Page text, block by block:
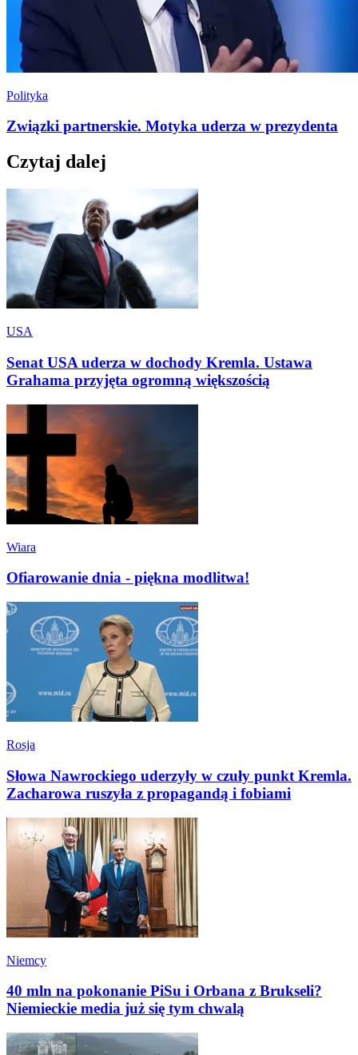
Polityka
Związki partnerskie. Motyka uderza w prezydenta
Czytaj dalej
USA
Senat USA uderza w dochody Kremla. Ustawa
Grahama przyjęta ogromną większością
Wiara
Ofiarowanie dnia - piękna modlitwa!
Rosja
Słowa Nawrockiego uderzyły w czuły punkt Kremla.
Zacharowa ruszyła z propagandą i fobiami
Niemcy
40 mln na pokonanie PiSu i Orbana z Brukseli?
Niemieckie media już się tym chwalą